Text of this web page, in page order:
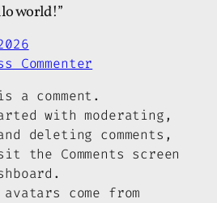
world!”
Commenter
comment.
with moderating,
deleting comments,
the Comments screen
avatars come from